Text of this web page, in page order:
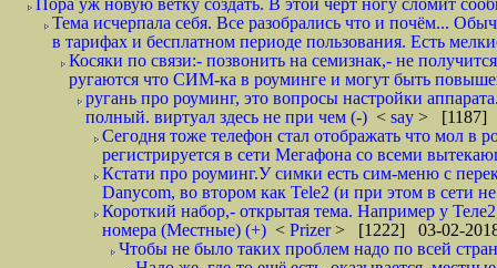
Пора уж новую ветку создать. В этой черт ногу сломит
Тема исчерпала себя. Все разобрались что и почём...
в тарифах и бесплатном периоде пользования. Есть
Косяки по связи:- позвонить на семизнак,- не
ругаются что СИМ-ка в роуминге и могут быть
ругань про роуминг, это вопросы настройки
полный. виртуал здесь не при чем (-) < say > [1187]
Сегодня тоже телефон стал отображать что мол в
регистрируется в сети Мегафона со всеми
Кстати про роуминг.У симки есть сим-меню с
Danycom, во втором как Tele2 (и при этом в сети
Короткий набор,- открытая тема. Например у
номера (Местные) (+) < Prizer> [1222] 03-02-
Чтобы не было таких проблем надо по всей